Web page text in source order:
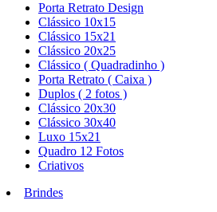
Porta Retrato Design
Clássico 10x15
Clássico 15x21
Clássico 20x25
Clássico ( Quadradinho )
Porta Retrato ( Caixa )
Duplos ( 2 fotos )
Clássico 20x30
Clássico 30x40
Luxo 15x21
Quadro 12 Fotos
Criativos
Brindes